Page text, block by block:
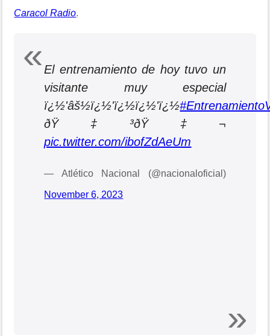
Caracol Radio.
El entrenamiento de hoy tuvo un
visitante muy especial
ï¿½'âš½ï¿½'ï¿½ï¿½'ï¿½
ðŸ‡³ðŸ‡¬
pic.twitter.com/ibofZdAeUm
— Atlético Nacional (@nacionaloficial)
November 6, 2023